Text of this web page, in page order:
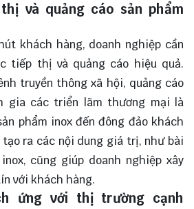
và quảng cáo sản phẩm
khách hàng, doanh nghiệp cần
tiếp thị và quảng cáo hiệu quả.
truyền thông xã hội, quảng cáo
gia các triển lãm thương mại là
phẩm inox đến đông đảo khách
tạo ra các nội dung giá trị, như bài
cũng giúp doanh nghiệp xây
với khách hàng.
ứng với thị trường cạnh